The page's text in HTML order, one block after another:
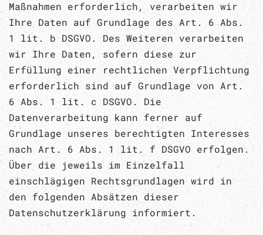
Maßnahmen erforderlich, verarbeiten wir
Ihre Daten auf Grundlage des Art. 6 Abs.
1 lit. b DSGVO. Des Weiteren verarbeiten
wir Ihre Daten, sofern diese zur
Erfüllung einer rechtlichen Verpflichtung
erforderlich sind auf Grundlage von Art.
6 Abs. 1 lit. c DSGVO. Die
Datenverarbeitung kann ferner auf
Grundlage unseres berechtigten Interesses
nach Art. 6 Abs. 1 lit. f DSGVO erfolgen.
Über die jeweils im Einzelfall
einschlägigen Rechtsgrundlagen wird in
den folgenden Absätzen dieser
Datenschutzerklärung informiert.